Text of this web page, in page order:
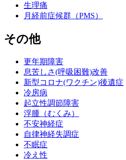
生理痛
月経前症候群（PMS）
その他
更年期障害
息苦しさ(呼吸困難)改善
新型コロナ(ワクチン)後遺症
冷房病
起立性調節障害
浮腫（むくみ）
不安神経症
自律神経失調症
不眠症
冷え性